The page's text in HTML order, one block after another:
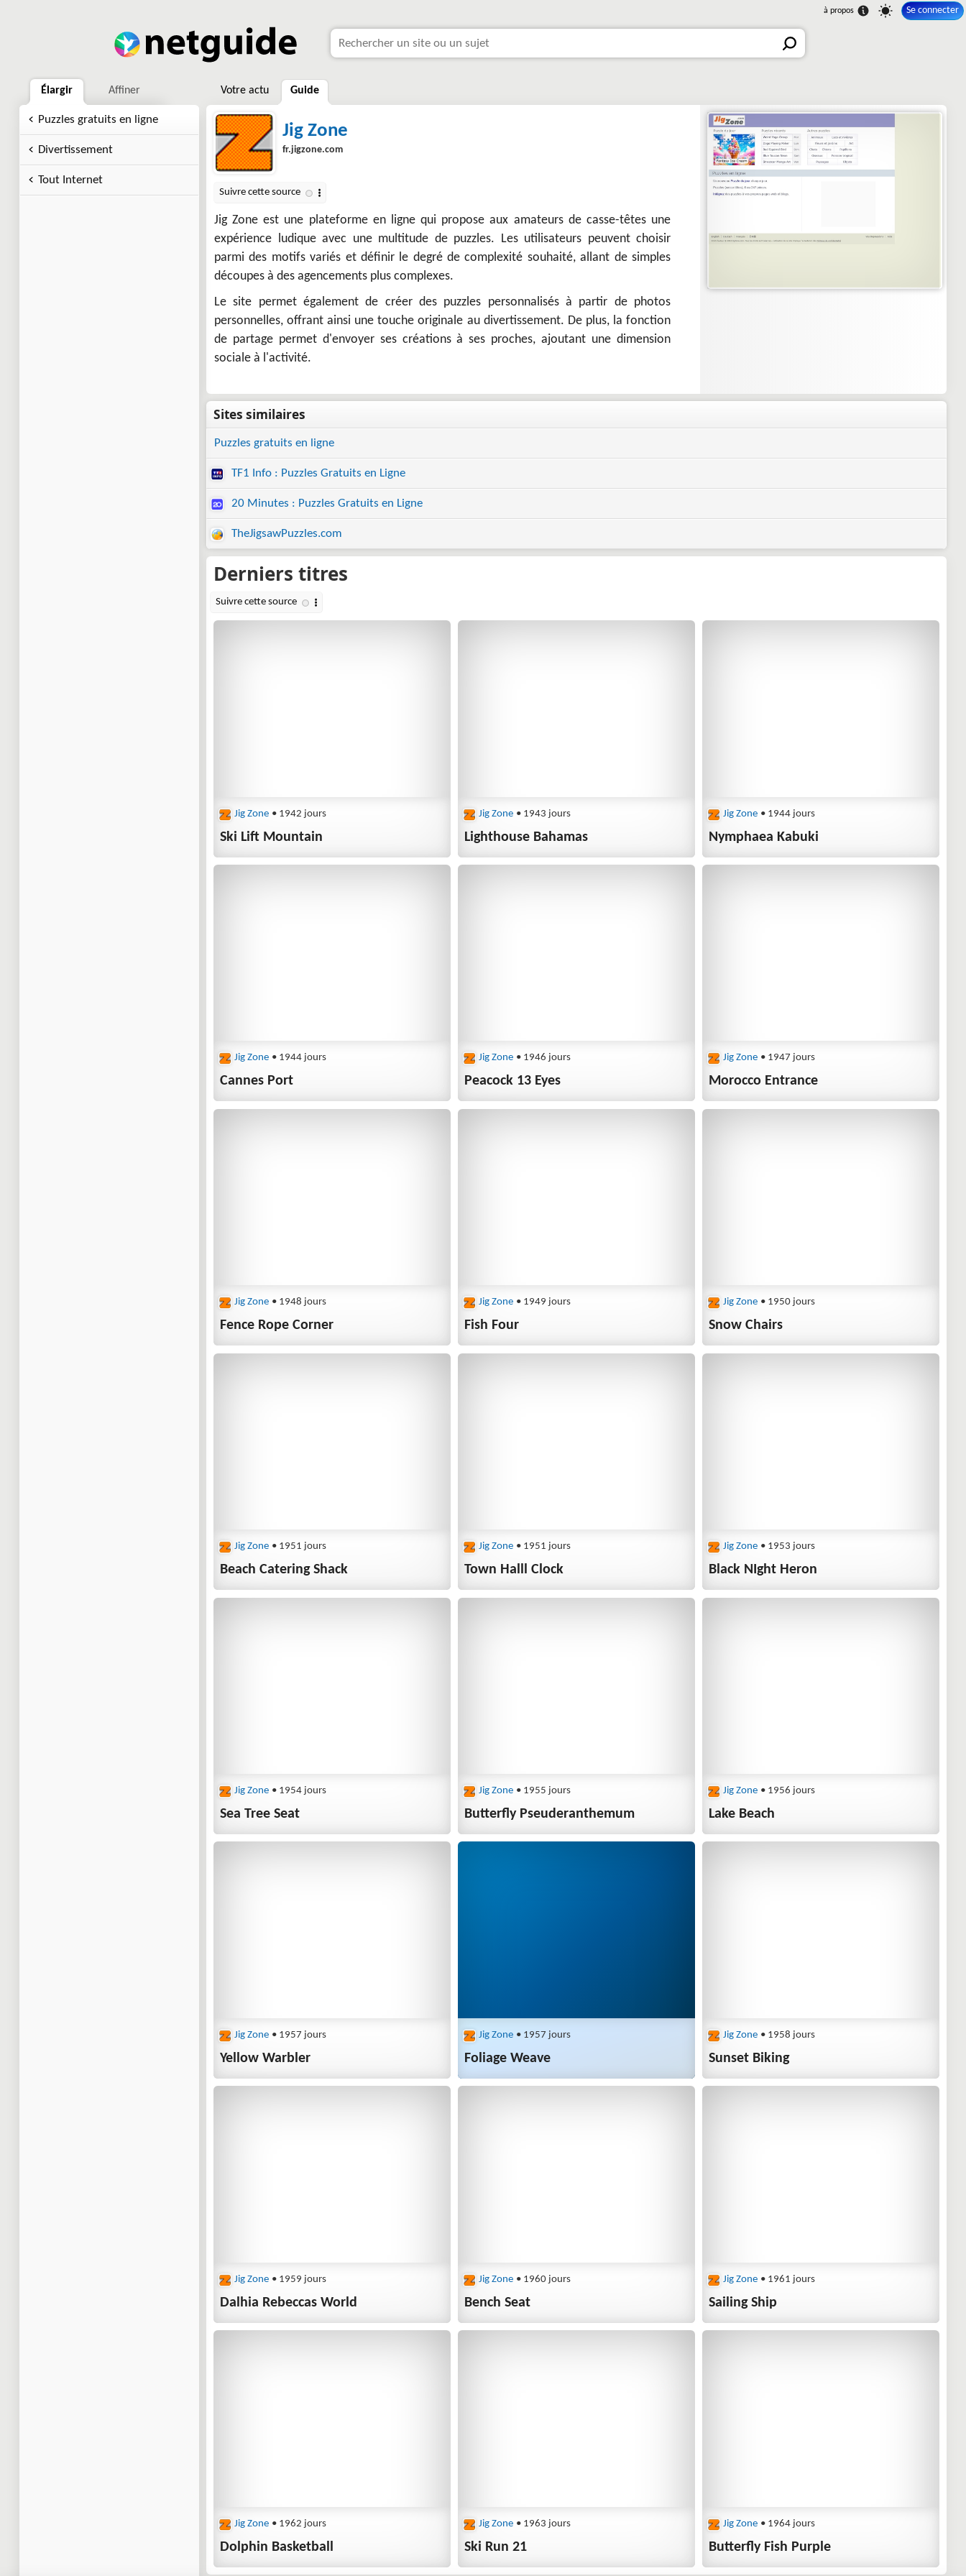
Se connecter
Élargir Affiner
Puzzles gratuits en ligne
Divertissement
Tout Internet
Votre actu Guide
Jig Zone
fr.jigzone.com
Jig Zone est une plateforme en ligne qui propose aux amateurs de casse-têtes une
expérience ludique avec une multitude de puzzles. Les utilisateurs peuvent choisir
parmi des motifs variés et définir le degré de complexité souhaité, allant de simples
découpes à des agencements plus complexes.
Le site permet également de créer des puzzles personnalisés à partir de photos
personnelles, offrant ainsi une touche originale au divertissement. De plus, la fonction
de partage permet d'envoyer ses créations à ses proches, ajoutant une dimension
sociale à l'activité.
Puzzles gratuits en ligne
TF1 Info : Puzzles Gratuits en Ligne
20 Minutes : Puzzles Gratuits en Ligne
TheJigsawPuzzles.com
Jig Zone • 1942 jours
Ski Lift Mountain
Jig Zone • 1943 jours
Lighthouse Bahamas
Jig Zone • 1944 jours
Nymphaea Kabuki
Jig Zone • 1944 jours
Cannes Port
Jig Zone • 1946 jours
Peacock 13 Eyes
Jig Zone • 1947 jours
Morocco Entrance
Jig Zone • 1948 jours
Fence Rope Corner
Jig Zone • 1949 jours
Fish Four
Jig Zone • 1950 jours
Snow Chairs
Jig Zone • 1951 jours
Beach Catering Shack
Jig Zone • 1951 jours
Town Halll Clock
Jig Zone • 1953 jours
Black NIght Heron
Jig Zone • 1954 jours
Sea Tree Seat
Jig Zone • 1955 jours
Butterfly Pseuderanthemum
Jig Zone • 1956 jours
Lake Beach
Jig Zone • 1957 jours
Yellow Warbler
Jig Zone • 1957 jours
Foliage Weave
Jig Zone • 1958 jours
Sunset Biking
Jig Zone • 1959 jours
Dalhia Rebeccas World
Jig Zone • 1960 jours
Bench Seat
Jig Zone • 1961 jours
Sailing Ship
Jig Zone • 1962 jours
Dolphin Basketball
Jig Zone • 1963 jours
Ski Run 21
Jig Zone • 1964 jours
Butterfly Fish Purple